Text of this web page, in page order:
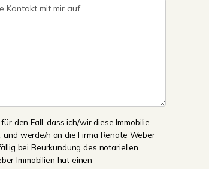
den Fall, dass ich/wir diese Immobilie
werde/n an die Firma Renate Weber
bei Beurkundung des notariellen
Immobilien hat einen